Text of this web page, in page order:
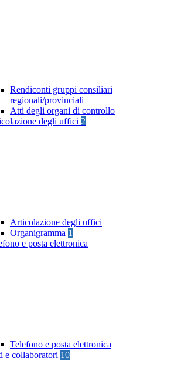
Rendiconti gruppi consiliari
regionali/provinciali
Atti degli organi di controllo
degli uffici 2
Articolazione degli uffici
Organigramma 1
e posta elettronica
Telefono e posta elettronica
e collaboratori 10